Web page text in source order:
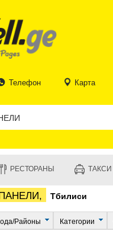
Телефон Карта
РЕСТОРАНЫ ТАКСИ
Тбилиси
Районы Категории